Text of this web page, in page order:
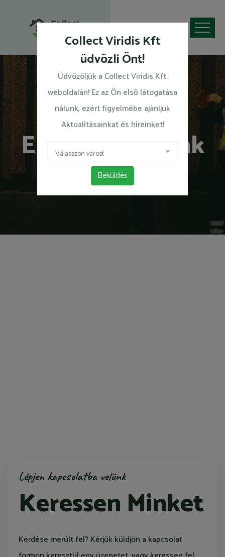
Collect Viridis Kft
üdvözli Önt!
Üdvözöljük a Collect Viridis Kft.
weboldalán! Ez az Ön első látogatása
nálunk, ezért figyelmébe ajánljuk
Aktualításainkat és híreinket!
Válasszon várost
Beküldés
Elérhetőségeink
Lépjen kapcsolatba velünk
Keressen Minket
Kérdése merült fel? Kérjük küldjön a kapcsolat